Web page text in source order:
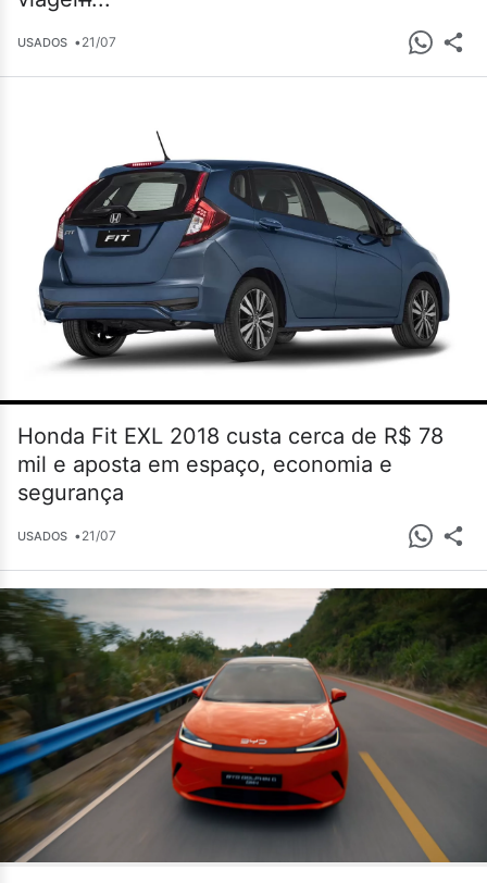
USADOS •21/07
Honda Fit EXL 2018 custa cerca de R$ 78
mil e aposta em espaço, economia e
segurança
USADOS •21/07